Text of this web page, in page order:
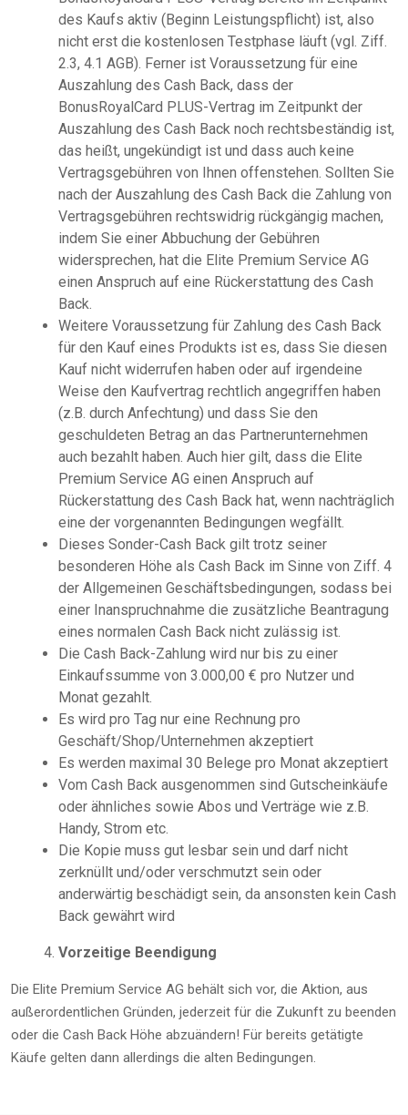
des Kaufs aktiv (Beginn Leistungspflicht) ist, also
nicht erst die kostenlosen Testphase läuft (vgl. Ziff.
2.3, 4.1 AGB). Ferner ist Voraussetzung für eine
Auszahlung des Cash Back, dass der
BonusRoyalCard PLUS-Vertrag im Zeitpunkt der
Auszahlung des Cash Back noch rechtsbeständig ist,
das heißt, ungekündigt ist und dass auch keine
Vertragsgebühren von Ihnen offenstehen. Sollten Sie
nach der Auszahlung des Cash Back die Zahlung von
Vertragsgebühren rechtswidrig rückgängig machen,
indem Sie einer Abbuchung der Gebühren
widersprechen, hat die Elite Premium Service AG
einen Anspruch auf eine Rückerstattung des Cash
Back.
Weitere Voraussetzung für Zahlung des Cash Back
für den Kauf eines Produkts ist es, dass Sie diesen
Kauf nicht widerrufen haben oder auf irgendeine
Weise den Kaufvertrag rechtlich angegriffen haben
(z.B. durch Anfechtung) und dass Sie den
geschuldeten Betrag an das Partnerunternehmen
auch bezahlt haben. Auch hier gilt, dass die Elite
Premium Service AG einen Anspruch auf
Rückerstattung des Cash Back hat, wenn nachträglich
eine der vorgenannten Bedingungen wegfällt.
Dieses Sonder-Cash Back gilt trotz seiner
besonderen Höhe als Cash Back im Sinne von Ziff. 4
der Allgemeinen Geschäftsbedingungen, sodass bei
einer Inanspruchnahme die zusätzliche Beantragung
eines normalen Cash Back nicht zulässig ist.
Die Cash Back-Zahlung wird nur bis zu einer
Einkaufssumme von 3.000,00 € pro Nutzer und
Monat gezahlt.
Es wird pro Tag nur eine Rechnung pro
Geschäft/Shop/Unternehmen akzeptiert
Es werden maximal 30 Belege pro Monat akzeptiert
Vom Cash Back ausgenommen sind Gutscheinkäufe
oder ähnliches sowie Abos und Verträge wie z.B.
Handy, Strom etc.
Die Kopie muss gut lesbar sein und darf nicht
zerknüllt und/oder verschmutzt sein oder
anderwärtig beschädigt sein, da ansonsten kein Cash
Back gewährt wird
Vorzeitige Beendigung
Die Elite Premium Service AG behält sich vor, die Aktion, aus
außerordentlichen Gründen, jederzeit für die Zukunft zu beenden
oder die Cash Back Höhe abzuändern! Für bereits getätigte
Käufe gelten dann allerdings die alten Bedingungen.